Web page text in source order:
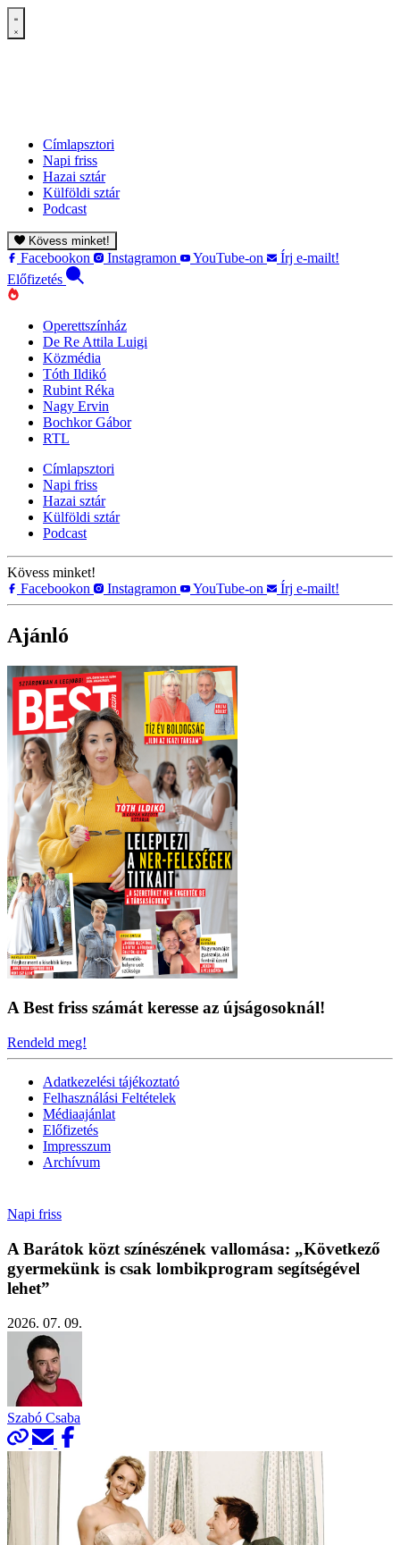
Címlapsztori
Napi friss
Hazai sztár
Külföldi sztár
Podcast
Kövess minket!
Facebookon Instagramon YouTube-on
Írj e-mailt!
Előfizetés
Operettszínház
De Re Attila Luigi
Közmédia
Tóth Ildikó
Rubint Réka
Nagy Ervin
Bochkor Gábor
RTL
Címlapsztori
Napi friss
Hazai sztár
Külföldi sztár
Podcast
Kövess minket!
Facebookon
Instagramon YouTube-on Írj e-mailt!
Ajánló
A Best friss számát keresse az újságosoknál!
Rendeld meg!
Adatkezelési tájékoztató
Felhasználási Feltételek
Médiaajánlat
Előfizetés
Impresszum
Archívum
Napi friss
A Barátok közt színészének vallomása: „Következő
gyermekünk is csak lombikprogram segítségével
lehet”
2026. 07. 09.
Szabó Csaba